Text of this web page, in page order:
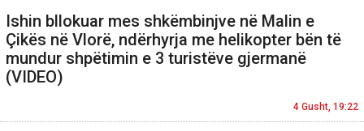
Ishin bllokuar mes shkëmbinjve në Malin e
Çikës në Vlorë, ndërhyrja me helikopter bën të
mundur shpëtimin e 3 turistëve gjermanë
(VIDEO)
4 Gusht, 19:22